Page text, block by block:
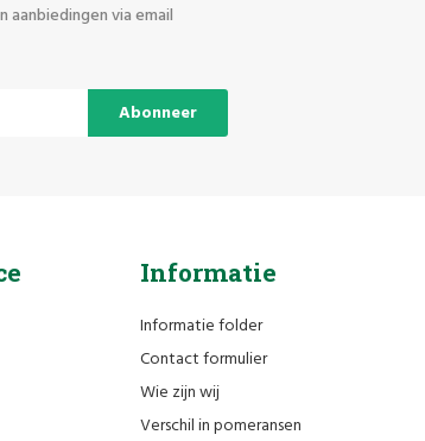
aanbiedingen via email
Abonneer
Informatie
Informatie folder
Contact formulier
Wie zijn wij
Verschil in pomeransen